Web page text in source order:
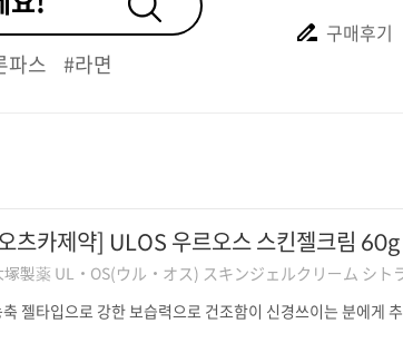
파스 #라면
구매후기
츠카제약] ULOS 우르오스 스킨젤크림 60g
塚製薬 UL・OS(ウル・オス) スキンジェルクリーム シト
젤타입으로 강한 보습력으로 건조함이 신경쓰이는 분에게